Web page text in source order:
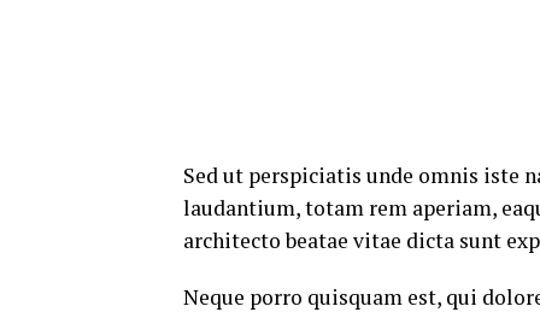
Sed ut perspiciatis unde omnis iste
laudantium, totam rem aperiam,
architecto beatae vitae dicta sunt
Neque porro quisquam est, qui